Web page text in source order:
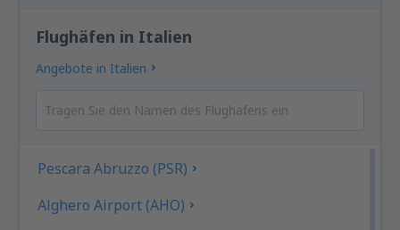
Flughäfen in Italien
Angebote in Italien
Pescara Abruzzo (PSR)
Alghero Airport (AHO)